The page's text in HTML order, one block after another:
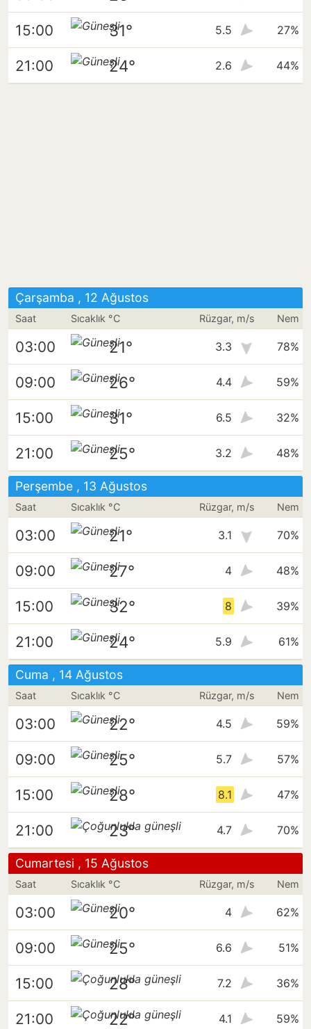
15:00 31° 5.5 27%
21:00 24° 2.6 44%
Çarşamba , 12 Ağustos
Saat Sıcaklık °C Rüzgar, m/s Nem
03:00 21° 3.3 78%
09:00 26° 4.4 59%
15:00 31° 6.5 32%
21:00 25° 3.2 48%
Perşembe , 13 Ağustos
Saat Sıcaklık °C Rüzgar, m/s Nem
03:00 21° 3.1 70%
09:00 27° 4 48%
15:00 32° 8 39%
21:00 24° 5.9 61%
Cuma , 14 Ağustos
Saat Sıcaklık °C Rüzgar, m/s Nem
03:00 22° 4.5 59%
09:00 25° 5.7 57%
15:00 28° 8.1 47%
21:00 23° 4.7 70%
Cumartesi , 15 Ağustos
Saat Sıcaklık °C Rüzgar, m/s Nem
03:00 20° 4 62%
09:00 25° 6.6 51%
15:00 28° 7.2 36%
21:00 22° 4.1 59%